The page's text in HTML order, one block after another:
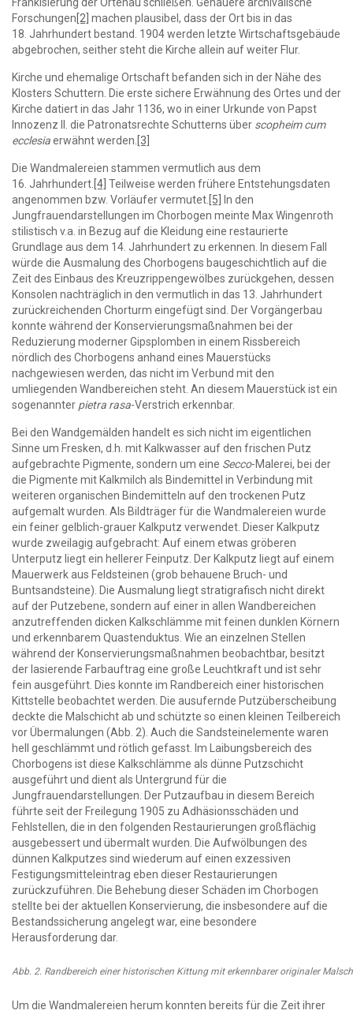
Forschungen [2] machen plausibel, dass der Ort bis in das
18. Jahrhundert bestand. 1904 werden letzte Wirtschaftsgebäude
abgebrochen, seither steht die Kirche allein auf weiter Flur.
Kirche und ehemalige Ortschaft befanden sich in der Nähe des
Klosters Schuttern. Die erste sichere Erwähnung des Ortes und der
Kirche datiert in das Jahr 1136, wo in einer Urkunde von Papst
Innozenz II. die Patronatsrechte Schutterns über scopheim cum
ecclesiaerwähnt werden. [3]
Die Wandmalereien stammen vermutlich aus dem
16. Jahrhundert. [4] Teilweise werden frühere Entstehungsdaten
angenommen bzw. Vorläufer vermutet. [5]
In den
Jungfrauendarstellungen im Chorbogen meinte Max Wingenroth
stilistisch v.a. in Bezug auf die Kleidung eine restaurierte
Grundlage aus dem 14. Jahrhundert zu erkennen. In diesem Fall
würde die Ausmalung des Chorbogens baugeschichtlich auf die
Zeit des Einbaus des Kreuzrippengewölbes zurückgehen, dessen
Konsolen nachträglich in den vermutlich in das 13. Jahrhundert
zurückreichenden Chorturm eingefügt sind. Der Vorgängerbau
konnte während der Konservierungsmaßnahmen bei der
Reduzierung moderner Gipsplomben in einem Rissbereich
nördlich des Chorbogens anhand eines Mauerstücks
nachgewiesen werden, das nicht im Verbund mit den
umliegenden Wandbereichen steht. An diesem Mauerstück ist ein
sogenannter pietra rasa-Verstrich erkennbar.
Bei den Wandgemälden handelt es sich nicht im eigentlichen
Sinne um Fresken, d.h. mit Kalkwasser auf den frischen Putz
aufgebrachte Pigmente, sondern um eine Secco-Malerei, bei der
die Pigmente mit Kalkmilch als Bindemittel in Verbindung mit
weiteren organischen Bindemitteln auf den trockenen Putz
aufgemalt wurden. Als Bildträger für die Wandmalereien wurde
ein feiner gelblich-grauer Kalkputz verwendet. Dieser Kalkputz
wurde zweilagig aufgebracht: Auf einem etwas gröberen
Unterputz liegt ein hellerer Feinputz. Der Kalkputz liegt auf einem
Mauerwerk aus Feldsteinen (grob behauene Bruch- und
Buntsandsteine). Die Ausmalung liegt stratigrafisch nicht direkt
auf der Putzebene, sondern auf einer in allen Wandbereichen
anzutreffenden dicken Kalkschlämme mit feinen dunklen Körnern
und erkennbarem Quastenduktus. Wie an einzelnen Stellen
während der Konservierungsmaßnahmen beobachtbar, besitzt
der lasierende Farbauftrag eine große Leuchtkraft und ist sehr
fein ausgeführt. Dies konnte im Randbereich einer historischen
Kittstelle beobachtet werden. Die ausufernde Putzüberscheibung
deckte die Malschicht ab und schützte so einen kleinen Teilbereich
vor Übermalungen (Abb. 2). Auch die Sandsteinelemente waren
hell geschlämmt und rötlich gefasst. Im Laibungsbereich des
Chorbogens ist diese Kalkschlämme als dünne Putzschicht
ausgeführt und dient als Untergrund für die
Jungfrauendarstellungen. Der Putzaufbau in diesem Bereich
führte seit der Freilegung 1905 zu Adhäsionsschäden und
Fehlstellen, die in den folgenden Restaurierungen großflächig
ausgebessert und übermalt wurden. Die Aufwölbungen des
dünnen Kalkputzes sind wiederum auf einen exzessiven
Festigungsmitteleintrag eben dieser Restaurierungen
zurückzuführen. Die Behebung dieser Schäden im Chorbogen
stellte bei der aktuellen Konservierung, die insbesondere auf die
Bestandssicherung angelegt war, eine besondere
Herausforderung dar.
Abb. 2. Randbereich einer historischen Kittung mit erkennbarer originaler
Um die Wandmalereien herum konnten bereits für die Zeit ihrer